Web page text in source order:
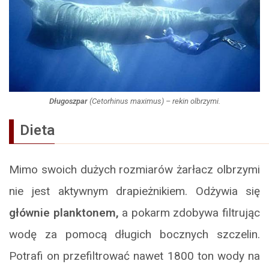
Długoszpar(Cetorhinus maximus) – rekin olbrzymi.
Dieta
Mimo swoich dużych rozmiarów żarłacz olbrzymi
nie jest aktywnym drapieżnikiem. Odżywia się
głównie planktonem, a pokarm zdobywa filtrując
wodę za pomocą długich bocznych szczelin.
Potrafi on przefiltrować nawet 1800 ton wody na